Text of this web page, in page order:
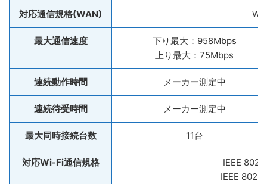
対応通信規格(WAN)
最大通信速度
下り最大：958Mbps
上り最大：75Mbps
連続動作時間 メーカー測定中
連続待受時間 メーカー測定中
最大同時接続台数 11台
対応Wi-Fi通信規格
IEEE
IEEE